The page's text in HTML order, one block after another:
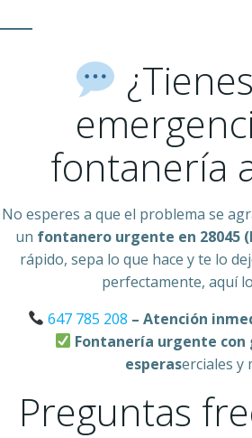
fontanería
No esperes a que el problema se
un fontanero urgente en 28045
rápido, sepa lo que hace y te lo
perfectamente, aquí
647 785 208 – Atención
Fontanería urgente con
esperaserciales y
Preguntas